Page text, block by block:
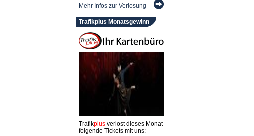
Mehr Infos zur Verlosung
Trafikplus Monatsgewinn
Trafikplusverlost dieses Monat
folgende Tickets mit uns: